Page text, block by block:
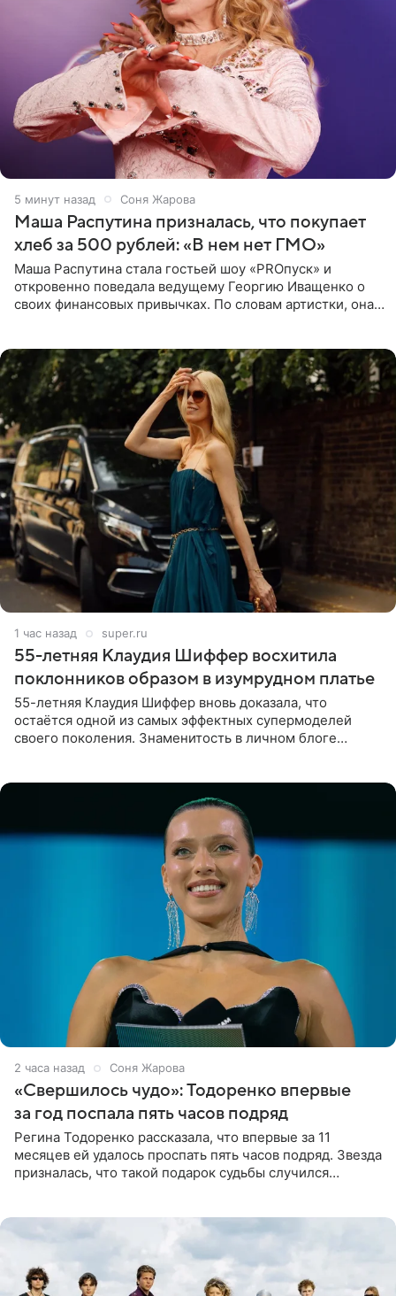
5 минут назад Соня Жарова
Маша Распутина призналась, что покупает
хлеб за 500 рублей: «В нем нет ГМО»
Маша Распутина стала гостьей шоу «PROпуск» и
откровенно поведала ведущему Георгию Иващенко о
своих финансовых привычках. По словам артистки, она
1 час назад super.ru
55-летняя Клаудия Шиффер восхитила
поклонников образом в изумрудном платье
55-летняя Клаудия Шиффер вновь доказала, что
остаётся одной из самых эффектных супермоделей
своего поколения. Знаменитость в личном блоге
2 часа назад Соня Жарова
«Свершилось чудо»: Тодоренко впервые
за год поспала пять часов подряд
Регина Тодоренко рассказала, что впервые за 11
месяцев ей удалось проспать пять часов подряд. Звезда
призналась, что такой подарок судьбы случился